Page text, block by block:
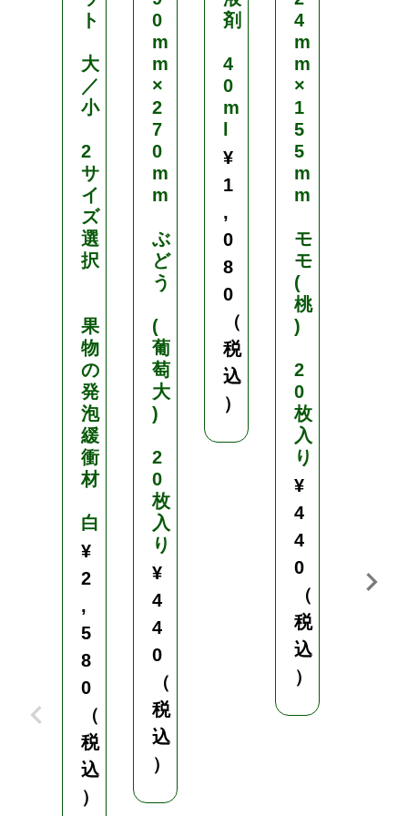
ト
大
／
小
2
サ
イ
ズ
選
択
果
物
の
発
泡
緩
衝
材
白
¥
2
,
5
8
0
（
税
込
）
0
m
m
×
2
7
0
m
m
ぶ
ど
う
(
葡
萄
大
)
2
0
枚
入
り
¥
4
4
0
（
税
込
）
剤
4
0
m
¥
1
,
0
8
0
（
税
込
）
4
m
m
×
1
5
5
m
m
モ
モ
(
桃
)
2
0
枚
入
り
¥
4
4
0
（
税
込
）
合